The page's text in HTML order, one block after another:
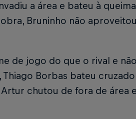
a área e bateu à
Bruninho não
de jogo do que o rival e
Borbas bateu cruzado
chutou de fora de área